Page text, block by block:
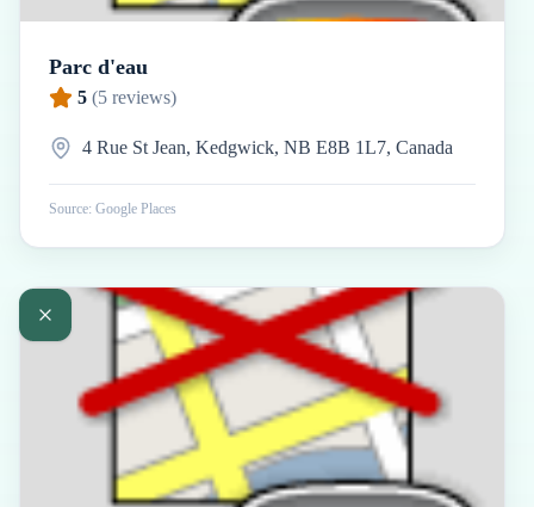
Parc d'eau
5 (5 reviews)
4 Rue St Jean, Kedgwick, NB E8B 1L7, Canada
Source: Google Places